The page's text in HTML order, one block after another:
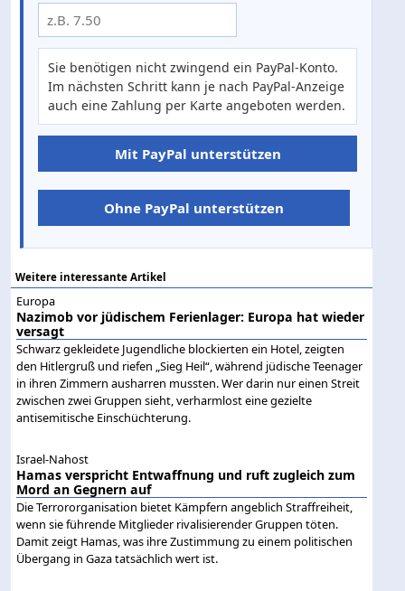
Sie benötigen nicht zwingend ein PayPal-Konto.
Im nächsten Schritt kann je nach PayPal-Anzeige
auch eine Zahlung per Karte angeboten werden.
Mit PayPal unterstützen
Ohne PayPal unterstützen
Weitere interessante Artikel
Europa
Nazimob vor jüdischem Ferienlager: Europa hat wieder
versagt
Schwarz gekleidete Jugendliche blockierten ein Hotel, zeigten
den Hitlergruß und riefen „Sieg Heil“, während jüdische Teenager
in ihren Zimmern ausharren mussten. Wer darin nur einen Streit
zwischen zwei Gruppen sieht, verharmlost eine gezielte
antisemitische Einschüchterung.
Israel-Nahost
Hamas verspricht Entwaffnung und ruft zugleich zum
Mord an Gegnern auf
Die Terrororganisation bietet Kämpfern angeblich Straffreiheit,
wenn sie führende Mitglieder rivalisierender Gruppen töten.
Damit zeigt Hamas, was ihre Zustimmung zu einem politischen
Übergang in Gaza tatsächlich wert ist.